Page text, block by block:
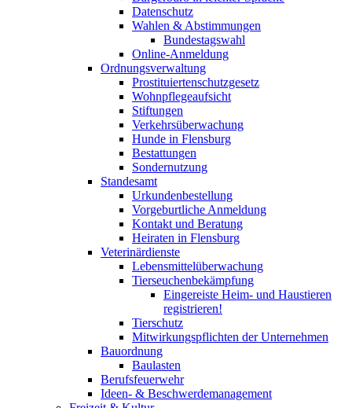
Datenschutz
Wahlen & Abstimmungen
Bundestagswahl
Online-Anmeldung
Ordnungsverwaltung
Prostituiertenschutzgesetz
Wohnpflegeaufsicht
Stiftungen
Verkehrsüberwachung
Hunde in Flensburg
Bestattungen
Sondernutzung
Standesamt
Urkundenbestellung
Vorgeburtliche Anmeldung
Kontakt und Beratung
Heiraten in Flensburg
Veterinärdienste
Lebensmittelüberwachung
Tierseuchenbekämpfung
Eingereiste Heim- und Haustieren
registrieren!
Tierschutz
Mitwirkungspflichten der Unternehmen
Bauordnung
Baulasten
Berufsfeuerwehr
Ideen- & Beschwerdemanagement